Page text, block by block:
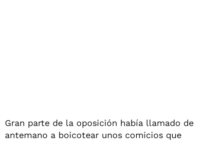
Gran parte de la oposición había llamado de
antemano a boicotear unos comicios que